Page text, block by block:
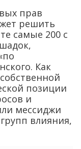
прав
решить
самые 200 с
Как
позиции
и
мессиджи
влияния,